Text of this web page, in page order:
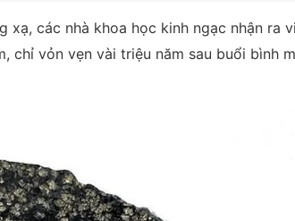
xạ, các nhà khoa học kinh ngạc nhận ra
chỉ vỏn vẹn vài triệu năm sau buổi bình